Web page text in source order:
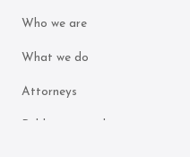
Who we are
What we do
Attorneys